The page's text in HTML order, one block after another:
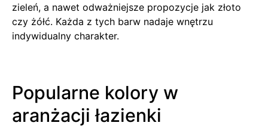
zieleń, a nawet odważniejsze propozycje jak złoto
czy żółć. Każda z tych barw nadaje wnętrzu
indywidualny charakter.
Popularne kolory w
aranżacji łazienki